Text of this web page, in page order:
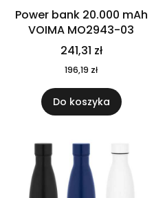
Power bank 20.000 mAh
VOIMA MO2943-03
241,31 zł
196,19 zł
Do koszyka